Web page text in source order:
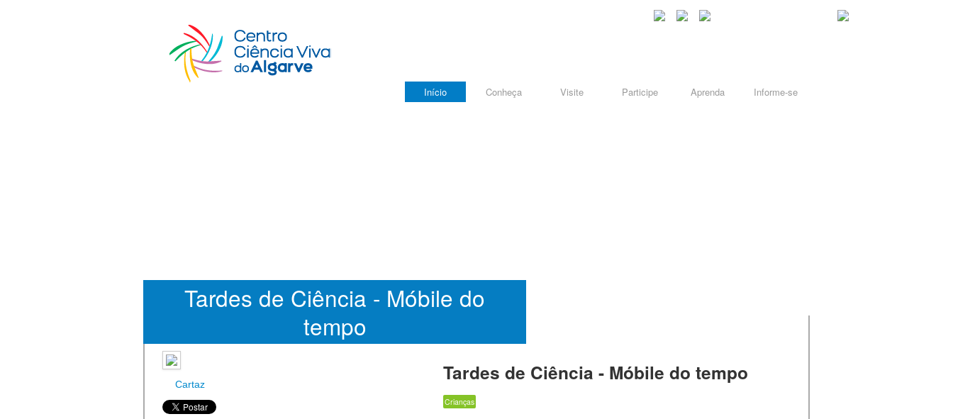
Início Conheça Visite Participe Aprenda Informe-se
Tardes de Ciência - Móbile do
tempo
Cartaz Tardes de Ciência - Móbile do tempo
Crianças